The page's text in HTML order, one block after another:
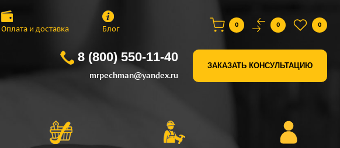
Оплата и доставка Блог 0 0 0
8 (800) 550-11-40
mrpechman@yandex.ru
ЗАКАЗАТЬ КОНСУЛЬТАЦИЮ